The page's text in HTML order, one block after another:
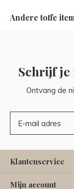
Andere toffe
Schrijf je
Ontvang de
Klantenservice
Mijn account